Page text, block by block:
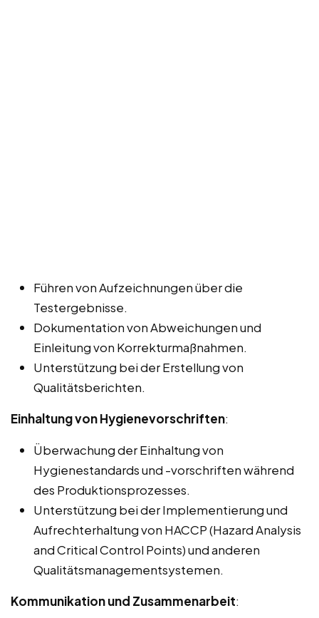
Führen von Aufzeichnungen über die
Testergebnisse.
Dokumentation von Abweichungen und
Einleitung von Korrekturmaßnahmen.
Unterstützung bei der Erstellung von
Qualitätsberichten.
Einhaltung von Hygienevorschriften:
Überwachung der Einhaltung von
Hygienestandards und -vorschriften während
des Produktionsprozesses.
Unterstützung bei der Implementierung und
Aufrechterhaltung von HACCP (Hazard Analysis
and Critical Control Points) und anderen
Qualitätsmanagementsystemen.
Kommunikation und Zusammenarbeit: